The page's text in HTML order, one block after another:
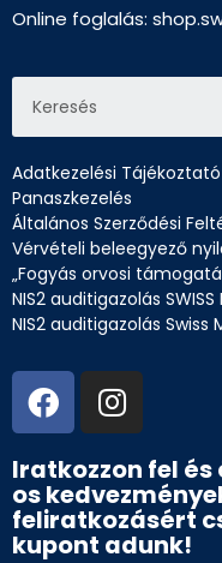
Online foglalás:
Adatkezelési Tájékoztató
Panaszkezelés
Általános Szerződési
Vérvételi beleegyező
„Fogyás orvosi
NIS2 auditigazolás SWISS
NIS2 auditigazolás Swiss
Iratkozzon fel
os
feliratkozásért
kupont adunk!